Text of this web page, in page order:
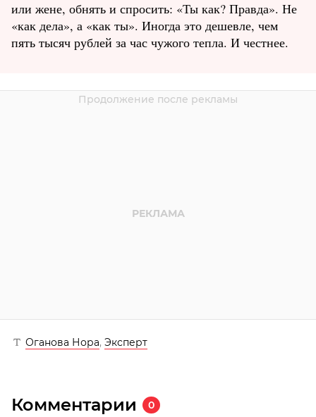
или жене, обнять и спросить: «Ты как? Правда». Не
«как дела», а «как ты». Иногда это дешевле, чем
пять тысяч рублей за час чужого тепла. И честнее.
Оганова Нора, Эксперт
Комментарии 0